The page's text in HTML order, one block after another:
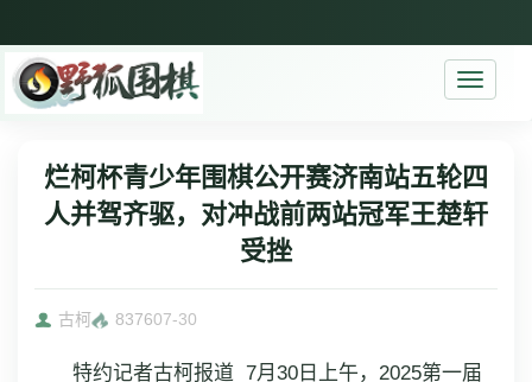
Toggle
烂柯杯青少年围棋公开赛济南站五轮四
人并驾齐驱，对冲战前两站冠军王楚轩
受挫
古柯 837607-30
特约记者古柯报道 7月30日上午，2025第一届